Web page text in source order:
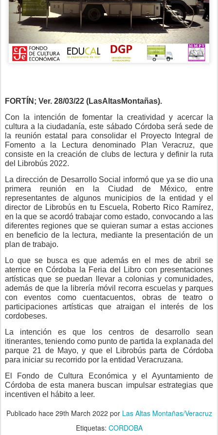
FORTÍN; Ver. 28/03/22 (LasAltasMontañas).
Con la intención de fomentar la creatividad y acercar la
cultura a la ciudadanía, este sábado Córdoba será sede de
la reunión estatal para consolidar el Proyecto Integral de
Fomento a la Lectura denominado Plan Veracruz, que
consiste en la creación de clubs de lectura y definir la ruta
del Librobús 2022.
La dirección de Desarrollo Social informó que ya se dio una
primera reunión en la Ciudad de México, entre
representantes de algunos municipios de la entidad y el
director de Librobús en tu Escuela, Roberto Rico Ramírez,
en la que se acordó trabajar como estado, convocando a las
diferentes regiones que se quieran sumar a estas acciones
en beneficio de la lectura, mediante la presentación de un
plan de trabajo.
Lo que se busca es que además en el mes de abril se
aterrice en Córdoba la Feria del Libro con presentaciones
artísticas que se puedan llevar a colonias y comunidades,
además de que la librería móvil recorra escuelas y parques
con eventos como cuentacuentos, obras de teatro o
participaciones artísticas que atraigan el interés de los
cordobeses.
La intención es que los centros de desarrollo sean
itinerantes, teniendo como punto de partida la explanada del
parque 21 de Mayo, y que el Librobús parta de Córdoba
para iniciar su recorrido por la entidad Veracruzana.
El Fondo de Cultura Económica y el Ayuntamiento de
Córdoba de esta manera buscan impulsar estrategias que
incentiven el hábito a leer.
Publicado hace 29th March 2022 por Las Altas Montañas/Veracruz
Etiquetas: CORDOBA